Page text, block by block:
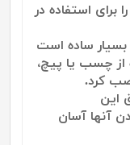
برای استفاده در
ساده است
از چسب یا پیچ،
کرد.
این
آنها آسان